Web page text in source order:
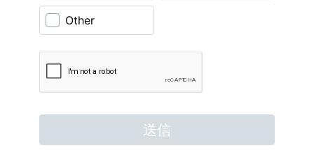
Other
送信